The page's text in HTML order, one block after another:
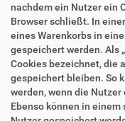
nachdem ein Nutzer ein
Browser schließt. In
eines Warenkorbs in
gespeichert werden. Als
Cookies bezeichnet, die
gespeichert bleiben. So
werden, wenn die
Ebenso können in